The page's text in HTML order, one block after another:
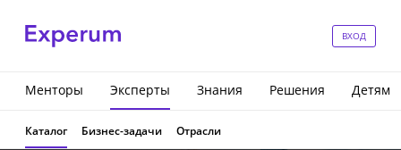
ВХОД
Менторы Эксперты Знания Решения Детям
Каталог Бизнес-задачи Отрасли